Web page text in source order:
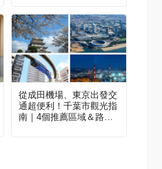
從成田機場、東京出發交
通超便利！千葉市觀光指
南｜4個推薦區域＆路線